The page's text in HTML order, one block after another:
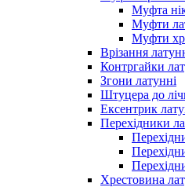
Муфта
Муфти
Муфти
Врізання
Контргайки
Згони латунні
Штуцера до
Ексентрик
Перехідники
Хрестовина